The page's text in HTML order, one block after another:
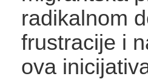
radikalnom
frustracije i
ova